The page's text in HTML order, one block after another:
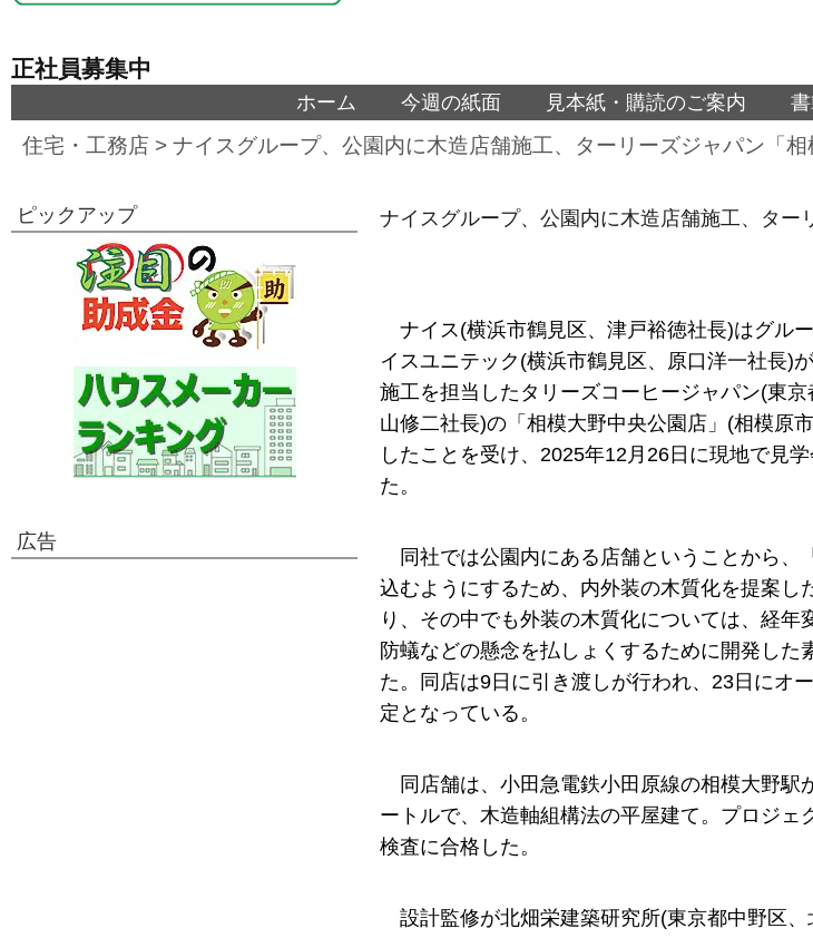
正社員募集中
ホーム 今週の紙面 見本紙・購読のご案内
住宅・工務店 > ナイスグループ、公園内に木造店舗施工、ターリーズジャパン「
ナイスグループ、公園内に木造店舗施工、ター
ナイス(横浜市鶴見区、津戸裕徳社長)はグル
イスユニテック(横浜市鶴見区、原口洋一社長)
施工を担当したタリーズコーヒージャパン(東京
山修二社長)の「相模大野中央公園店」(相模原
したことを受け、2025年12月26日に現地で見
た。
同社では公園内にある店舗ということから、
込むようにするため、内外装の木質化を提案し
り、その中でも外装の木質化については、経年
防蟻などの懸念を払しょくするために開発した
た。同店は9日に引き渡しが行われ、23日にオ
定となっている。
同店舗は、小田急電鉄小田原線の相模大野
ートルで、木造軸組構法の平屋建て。プロジ
検査に合格した。
設計監修が北畑栄建築研究所(東京都中野区
ピックアップ
広告